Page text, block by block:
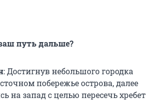
путь дальше?
: Достигнув небольшого городка
побережье острова, далее
на запад с целью пересечь хребет